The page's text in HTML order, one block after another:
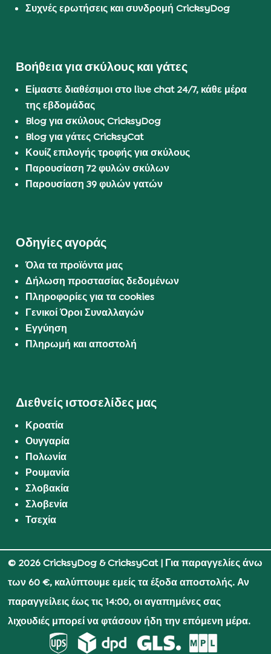
Συχνές ερωτήσεις και συνδρομή CricksyDog
Βοήθεια για σκύλους και γάτες
Είμαστε διαθέσιμοι στο live chat 24/7, κάθε μέρα
της εβδομάδας
Blog για σκύλους CricksyDog
Blog για γάτες CricksyCat
Κουίζ επιλογής τροφής για σκύλους
Παρουσίαση 72 φυλών σκύλων
Παρουσίαση 39 φυλών γατών
Οδηγίες αγοράς
Όλα τα προϊόντα μας
Δήλωση προστασίας δεδομένων
Πληροφορίες για τα cookies
Γενικοί Όροι Συναλλαγών
Εγγύηση
Πληρωμή και αποστολή
Διεθνείς ιστοσελίδες μας
Κροατία
Ουγγαρία
Πολωνία
Ρουμανία
Σλοβακία
Σλοβενία
Τσεχία
© 2026 CricksyDog & CricksyCat| Για παραγγελίες άνω
των 60 €, καλύπτουμε εμείς τα έξοδα αποστολής. Αν
παραγγείλεις έως τις 14:00, οι αγαπημένες σας
λιχουδιές μπορεί να φτάσουν ήδη την επόμενη μέρα.